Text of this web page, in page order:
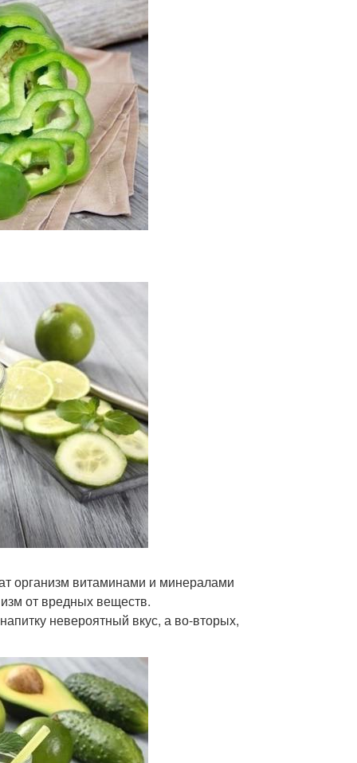
организм витаминами и минералами
от вредных веществ.
невероятный вкус, а во-вторых,